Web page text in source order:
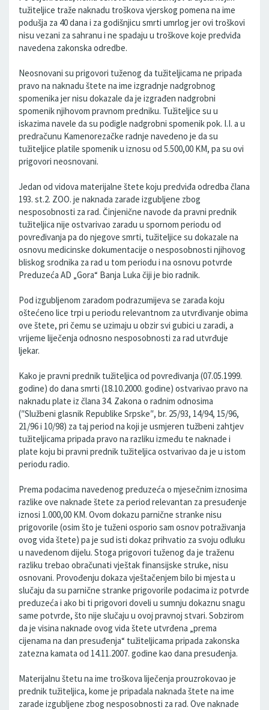
tužiteljice traže naknadu troškova vjerskog pomena na ime
podušja za 40 dana i za godišnjicu smrti umrlog jer ovi troškovi
nisu vezani za sahranu i ne spadaju u troškove koje predviđa
navedena zakonska odredbe.
Neosnovani su prigovori tuženog da tužiteljicama ne pripada
pravo na naknadu štete na ime izgradnje nadgrobnog
spomenika jer nisu dokazale da je izgrađen nadgrobni
spomenik njihovom pravnom predniku. Tužiteljice su u
iskazima navele da su podigle nadgrobni spomenik pok. I.I. a u
predračunu Kamenorezačke radnje navedeno je da su
tužiteljice platile spomenik u iznosu od 5.500,00 KM, pa su ovi
prigovori neosnovani.
Jedan od vidova materijalne štete koju predviđa odredba člana
193. st.2. ZOO. je naknada zarade izgubljene zbog
nesposobnosti za rad. Činjenične navode da pravni prednik
tužiteljica nije ostvarivao zaradu u spornom periodu od
povređivanja pa do njegove smrti, tužiteljice su dokazale na
osnovu medicinske dokumentacije o nesposobnosti njihovog
bliskog srodnika za rad u tom periodu i na osnovu potvrde
Preduzeća AD „Gora“ Banja Luka čiji je bio radnik.
Pod izgubljenom zaradom podrazumijeva se zarada koju
oštećeno lice trpi u periodu relevantnom za utvrđivanje obima
ove štete, pri čemu se uzimaju u obzir svi gubici u zaradi, a
vrijeme liječenja odnosno nesposobnosti za rad utvrđuje
ljekar.
Kako je pravni prednik tužiteljica od povređivanja (07.05.1999.
godine) do dana smrti (18.10.2000. godine) ostvarivao pravo na
naknadu plate iz člana 34. Zakona o radnim odnosima
(″Službeni glasnik Republike Srpske″, br. 25/93, 14/94, 15/96,
21/96 i 10/98) za taj period na koji je usmjeren tužbeni zahtjev
tužiteljicama pripada pravo na razliku između te naknade i
plate koju bi pravni prednik tužiteljica ostvarivao da je u istom
periodu radio.
Prema podacima navedenog preduzeća o mjesečnim iznosima
razlike ove naknade štete za period relevantan za presuđenje
iznosi 1.000,00 KM. Ovom dokazu parnične stranke nisu
prigovorile (osim što je tuženi osporio sam osnov potraživanja
ovog vida štete) pa je sud isti dokaz prihvatio za svoju odluku
u navedenom dijelu. Stoga prigovori tuženog da je traženu
razliku trebao obračunati vještak finansijske struke, nisu
osnovani. Provođenju dokaza vještačenjem bilo bi mjesta u
slučaju da su parnične stranke prigovorile podacima iz potvrde
preduzeća i ako bi ti prigovori doveli u sumnju dokaznu snagu
same potvrde, što nije slučaju u ovoj pravnoj stvari. Sobzirom
da je visina naknade ovog vida štete utvrđena „prema
cijenama na dan presuđenja“ tužiteljicama pripada zakonska
zatezna kamata od 14.11.2007. godine kao dana presuđenja.
Materijalnu štetu na ime troškova liječenja prouzrokovao je
prednik tužiteljica, kome je pripadala naknada štete na ime
zarade izgubljene zbog nesposobnosti za rad. Ove naknade